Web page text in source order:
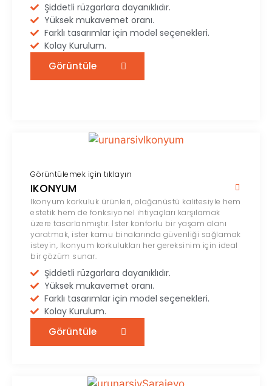
Şiddetli rüzgarlara dayanıklıdır.
Yüksek mukavemet oranı.
Farklı tasarımlar için model seçenekleri.
Kolay Kurulum.
Görüntüle
Görüntülemek için tıklayın
IKONYUM
Ikonyum korkuluk ürünleri, olağanüstü kalitesiyle hem
estetik hem de fonksiyonel ihtiyaçları karşılamak
üzere tasarlanmıştır. İster konforlu bir yaşam alanı
yaratmak, ister kamu binalarında güvenliği sağlamak
isteyin, Ikonyum korkulukları her gereksinim için ideal
bir çözüm sunar.
Şiddetli rüzgarlara dayanıklıdır.
Yüksek mukavemet oranı.
Farklı tasarımlar için model seçenekleri.
Kolay Kurulum.
Görüntüle